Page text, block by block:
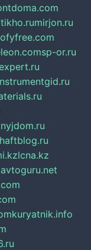
mirjon.ru
sp-or.ru
lcna.kz
avtoguru.net
kuryatnik.info